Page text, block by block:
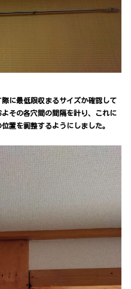
に最低限収まるサイズか確認して
その各穴間の間隔を計り、これに
置を調整するようにしました。